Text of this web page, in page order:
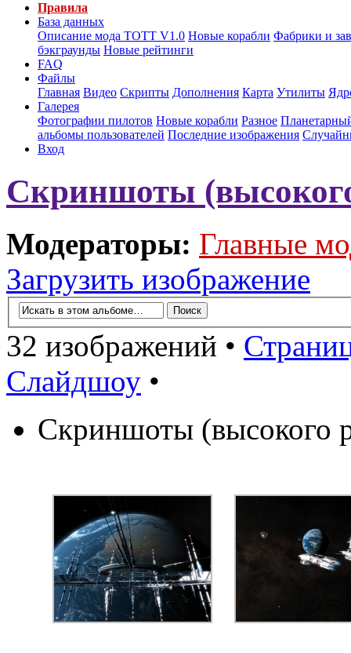
Правила
База данных
Описание мода ТОТТ V1.0 Новые корабли Фабрики и
бэкграунды Новые рейтинги
FAQ
Файлы
Главная Видео Скрипты Дополнения Карта Утилиты
Галерея
Фотографии пилотов Новые корабли Разное
альбомы пользователей Последние изображения
Вход
Скриншоты
Модераторы: Главные
Загрузить изображение
32 изображений •
Слайдшоу •
Скриншоты (высокого